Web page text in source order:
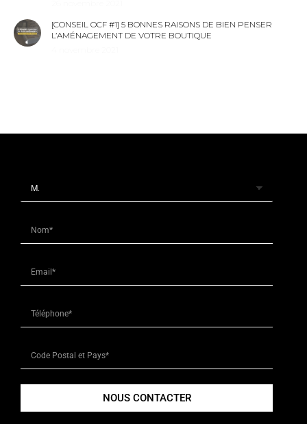
[CONSEIL OCF #1] 5 BONNES RAISONS DE BIEN PENSER
L’AMÉNAGEMENT DE VOTRE BOUTIQUE
NOUS CONTACTER